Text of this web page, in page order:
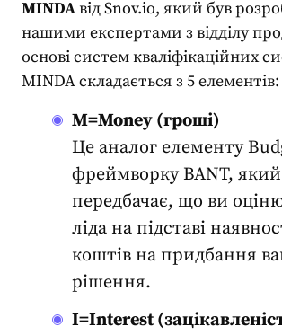
MINDAвідSnov.io, який був
нашими експертами з відділу
основі систем кваліфікаційних
MINDA складається з 5 елементів:
M=Money (гроші)
Це аналог елементу
фреймворку BANT, який
передбачає, що ви
ліда на підставі
коштів на придбання
рішення.
I=Interest